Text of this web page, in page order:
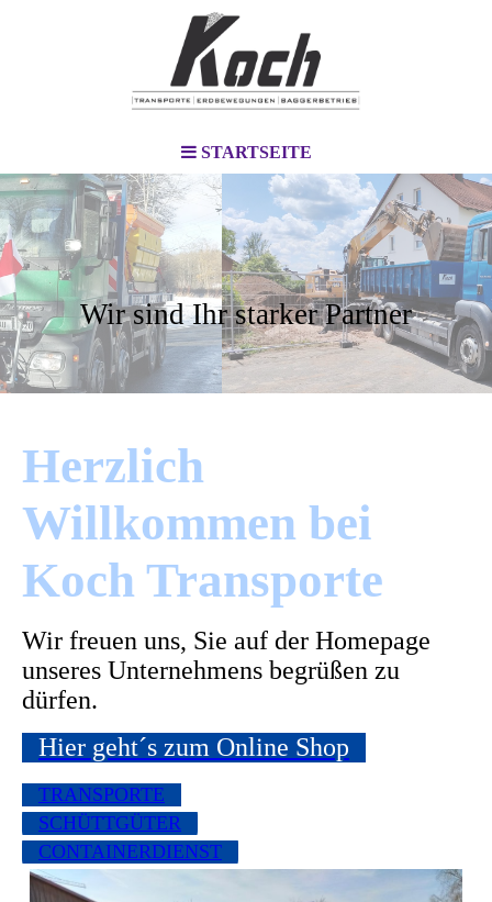
STARTSEITE
Wir sind Ihr starker Partner
Herzlich
Willkommen bei
Koch Transporte
Wir freuen uns, Sie auf der Homepage
unseres Unternehmens begrüßen zu
dürfen.
Hier geht´s zum Online Shop
TRANSPORTE
SCHÜTTGÜTER
CONTAINERDIENST